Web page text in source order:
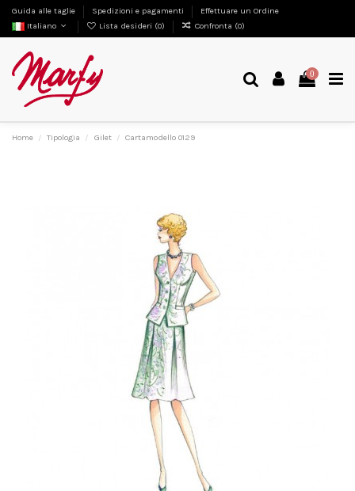
Guida alle taglie Spedizioni e pagamenti
Effettuare un Ordine
Italiano
Lista desideri (0) Confronta (0)
0
Home Tipologia Gilet Cartamodello 0129